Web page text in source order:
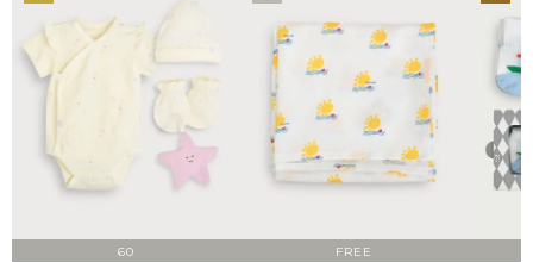
60 FREE